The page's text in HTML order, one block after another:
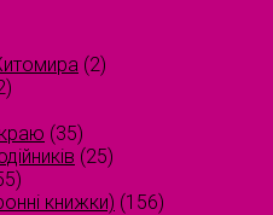
(2)
(35)
(25)
книжки) (156)